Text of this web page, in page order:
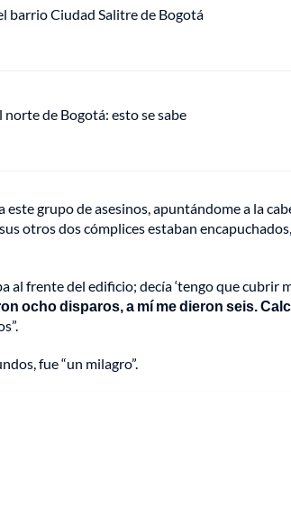
barrio Ciudad Salitre de Bogotá
de Bogotá: esto se sabe
grupo de asesinos, apuntándome a la
sus otros dos cómplices estaban
al frente del edificio; decía ‘tengo que cubrir
ocho disparos, a mí me dieron seis.
fue “un milagro”.